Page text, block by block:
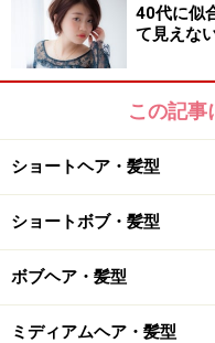
カラー
スタイリング
濡れている髪に薄くワ
け目が目立たつと老け
40代に似
て見えな
この記事
ショートヘア・髪型
ショートボブ・髪型
ボブヘア・髪型
ミディアムヘア・髪型